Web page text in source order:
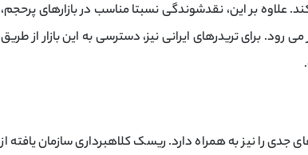
علاوه بر این، نقدشوندگی نسبتا مناسب در بازارهای پرحجم،
‌رود. برای تریدرهای ایرانی نیز، دسترسی به این بازار از طریق
جدی را نیز به همراه دارد. ریسک کلاهبرداری سازمان ‌یافته از